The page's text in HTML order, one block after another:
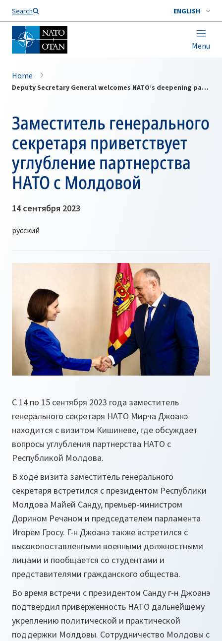
Search ENGLISH
Menu
Home
Deputy Secretary General welcomes NATO’s deepening partnership with Moldova
Заместитель генерального
секретаря приветствует
углубление партнерства
НАТО с Молдовой
14 сентября 2023
С 14 по 15 сентября 2023 года заместитель
генерального секретаря НАТО Мирча Джоанэ
находится с визитом Кишиневе, где обсуждает
вопросы углубления партнерства НАТО с
Республикой Молдова.
В ходе визита заместитель генерального
секретаря встретился с президентом Республики
Молдова Майей Санду, премьер-министром
Дорином Речаном и председателем парламента
Игорем Гросу. Г-н Джоанэ также встретился с
высокопоставленными военными должностными
лицами и пообщается со студентами и
представителями гражданского общества.
Во время встречи с президентом Санду г-н Джоанэ
подтвердил приверженность НАТО дальнейшему
укреплению политической и практической
поддержки Молдовы. Сотрудничество Молдовы с